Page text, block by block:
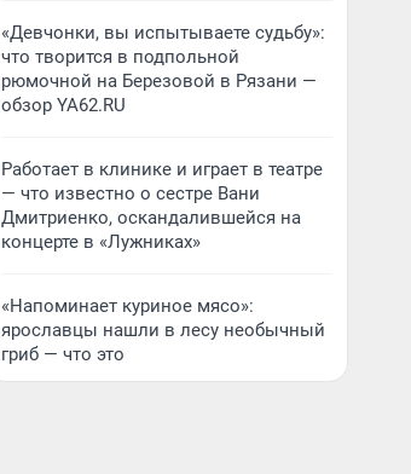
«Девчонки, вы испытываете судьбу»:
что творится в подпольной
рюмочной на Березовой в Рязани —
обзор YA62.RU
Работает в клинике и играет в театре
— что известно о сестре Вани
Дмитриенко, оскандалившейся на
концерте в «Лужниках»
«Напоминает куриное мясо»:
ярославцы нашли в лесу необычный
гриб — что это